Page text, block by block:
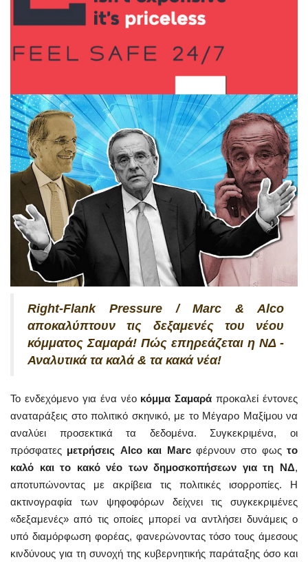
Right-Flank Pressure / Marc & Alco
αποκαλύπτουν τις δεξαμενές του νέου
κόμματος Σαμαρά! Πώς επηρεάζεται η ΝΔ -
Αναλυτικά τα καλά & τα κακά νέα!
Το ενδεχόμενο για ένα νέο κόμμα Σαμαρά προκαλεί έντονες
αναταράξεις στο πολιτικό σκηνικό, με το Μέγαρο Μαξίμου να
αναλύει προσεκτικά τα δεδομένα. Συγκεκριμένα, οι
πρόσφατες μετρήσεις Alco και Marcφέρνουν στο φως το
καλό και το κακό νέο των δημοσκοπήσεων για τη ΝΔ,
αποτυπώνοντας με ακρίβεια τις πολιτικές ισορροπίες. Η
ακτινογραφία των ψηφοφόρων δείχνει τις συγκεκριμένες
«δεξαμενές» από τις οποίες μπορεί να αντλήσει δυνάμεις ο
υπό διαμόρφωση φορέας, φανερώνοντας τόσο τους άμεσους
κινδύνους για τη συνοχή της κυβερνητικής παράταξης όσο και